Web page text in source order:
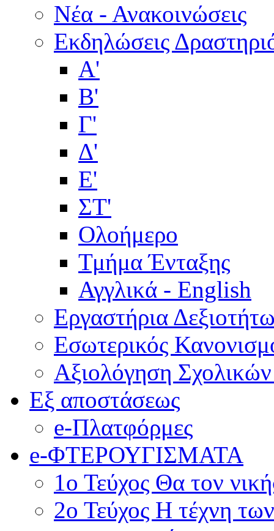
Νέα - Ανακοινώσεις
Εκδηλώσεις
Α'
Β'
Γ'
Δ'
Ε'
ΣΤ'
Ολοήμερο
Τμήμα Ένταξης
Αγγλικά - English
Εργαστήρια
Εσωτερικός
Αξιολόγηση
Εξ αποστάσεως
e-Πλατφόρμες
e-ΦΤΕΡΟΥΓΙΣΜΑΤΑ
1ο Τεύχος Θα τον
2ο Τεύχος Η τέχνη